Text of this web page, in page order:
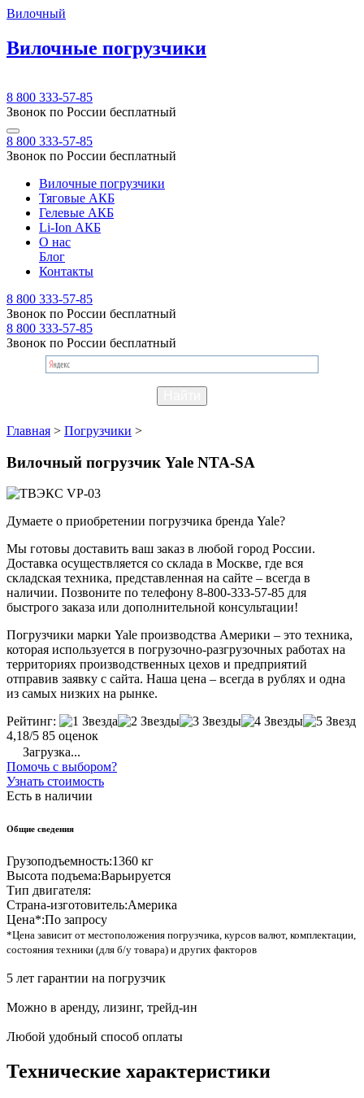
Вилочный
Вилочные погрузчики
8 800 333-57-85
Звонок по России бесплатный
8 800 333-57-85
Звонок по России бесплатный
Вилочные погрузчики
Тяговые АКБ
Гелевые АКБ
Li-Ion АКБ
О нас
Блог
Контакты
8 800 333-57-85
Звонок по России бесплатный
8 800 333-57-85
Звонок по России бесплатный
Главная > Погрузчики >
Вилочный погрузчик Yale NTA-SA
Думаете о приобретении погрузчика бренда Yale?
Мы готовы доставить ваш заказ в любой город России.
Доставка осуществляется со склада в Москве, где вся
складская техника, представленная на сайте – всегда в
наличии. Позвоните по телефону 8-800-333-57-85 для
быстрого заказа или дополнительной консультации!
Погрузчики марки Yale производства Америки – это техника,
которая используется в погрузочно-разгрузочных работах на
территориях производственных цехов и предприятий
отправив заявку с сайта. Наша цена – всегда в рублях и одна
из самых низких на рынке.
Рейтинг:
4,18/5 85 оценок
Загрузка...
Помочь с выбором?
Узнать стоимость
Есть в наличии
Общие сведения
Грузоподъемность:1360 кг
Высота подъема:Варьируется
Тип двигателя:
Страна-изготовитель:Америка
Цена*:По запросу
*Цена зависит от местоположения погрузчика, курсов валют, комплектации,
состояния техники (для б/у товара) и других факторов
5 лет гарантии на погрузчик
Можно в аренду, лизинг, трейд-ин
Любой удобный способ оплаты
Технические характеристики